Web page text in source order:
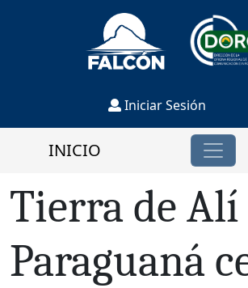
Iniciar Sesión
INICIO
Tierra de Alí
Paraguaná